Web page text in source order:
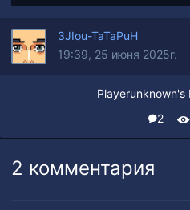
3JIou-TaTaPuH
19:39, 25 июня 2025г.
2
2 комментария